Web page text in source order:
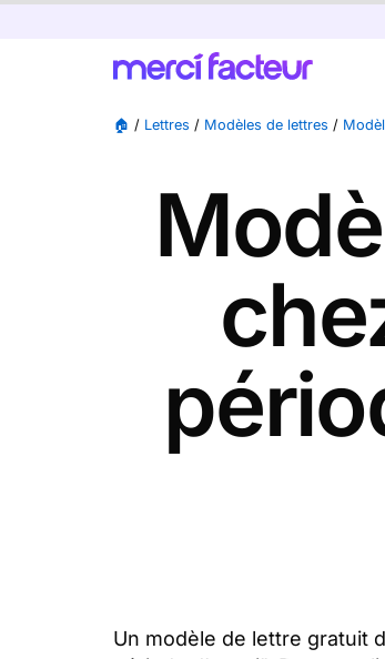
🏠 / Lettres / Modèles de lettres /
Un modèle de lettre gratuit